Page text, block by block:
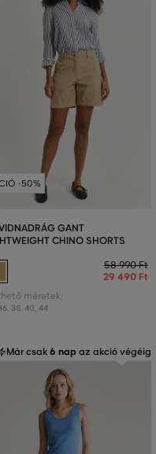
-50%
GANT
CHINO SHORTS
58 990 Ft
29 490 Ft
méretek:
, 38, 40, 44
Már csak6 nap az akció végéig